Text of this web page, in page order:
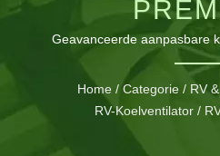
VOOR
Geavanceerde aanpasbare
ontworpen voor recreatieve
luchtstroom en
Home / Categorie / RV
RV-Koelventilator /